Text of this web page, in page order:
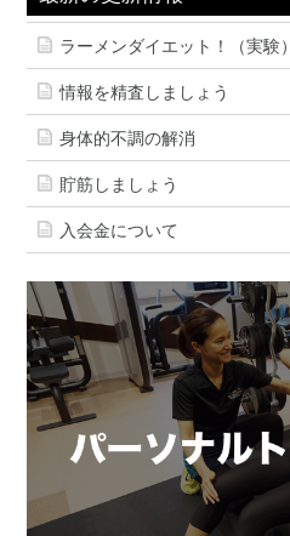
ラーメンダイエット！（実験）
情報を精査しましょう
身体的不調の解消
貯筋しましょう
入会金について